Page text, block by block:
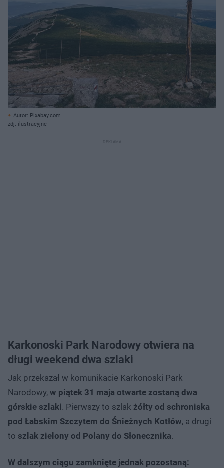
Autor: Pixabay.com
zdj. ilustracyjne
Karkonoski Park Narodowy otwiera na
długi weekend dwa szlaki
Jak przekazał w komunikacie Karkonoski Park
Narodowy, w piątek 31 maja otwarte zostaną dwa
górskie szlaki. Pierwszy to szlak żółty od schroniska
pod Łabskim Szczytem do Śnieżnych Kotłów, a drugi
to szlak zielony od Polany do Słonecznika.
W dalszym ciągu zamknięte jednak pozostaną: